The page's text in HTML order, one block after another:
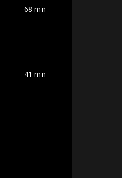
68 min
41 min